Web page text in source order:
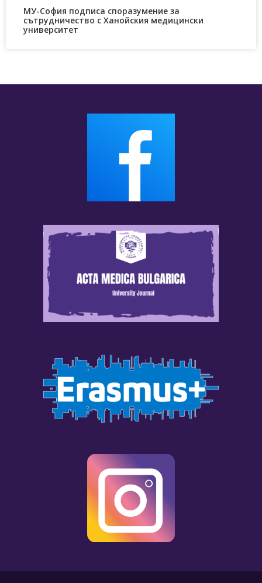
МУ-София подписа споразумение за
сътрудничество с Ханойския медицински
университет